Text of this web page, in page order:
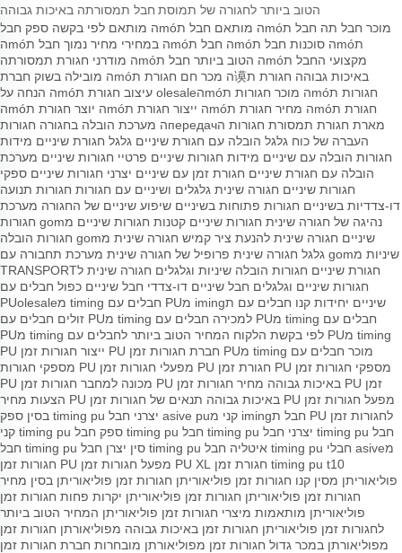
הטוב ביותר לחגורה של תמוסת חבל תמסורתה באיכות גבוהה
מוכר חבל תה חבל תmóה מותאם חבל תmóה מותאם לפי בקשה
ספק חבל
תmóה
סוכנות חבל תmóה חבל תmóה במחירי מחיר נמוך
חבל תmóה
מקצועי החבל תmóה הטוב ביותר חבל תmóה מודרני
חגורת תמסורתה
באיכות גבוהה חגורת ת谟ה מכר חם חגורת תmóה מובילה בשוק
חברת
חגורות תmóה
מוכר חגורות תmóהolesale עיצוב חגורת תmóה
הנחה על
חגורת תmóה
מחיר חגורת תmóה ייצור חגורת תmóה
יוצר חגורת תmóה
מארת חגורת תמסורת חגורות הпередачה מערכת הובלה בחגורה חגורות
העברה של כוח גלגל הובלה עם חגורת שיניים גלגל חגורת שיניים מידות
חגורות הובלה עם שיניים מידות חגורות שיניים פרטיי חגורות שיניים מערכת
הובלה עם חגורת שיניים חגורת זמן עם שיניים יצרני חגורות שיניים ספקי
חגורות שיניים חגורה שינית גלגלים ושיניים עם חגורות חגורות תנועה
דו-צדדיות בשיניים חגורות פתוחות בשיניים שיפוע שיניים של החגורה מערכת
נהיגה של חגורה שינית חגורות שיניים קטנות חגורות שיניים מgom
חגורות
שיניים חגורה שינית להנעת ציר קמיש חגורה שינית מgom
חגורות הובלה
שיניות מgom
גלגל חגורה שינית פרופיל של חגורה שינית מערכת תחבורה עם
חגורת שיניים חגורות הובלה שיניות וגלגלים חגורה שינית לTRANSPORT
חגורות שיניים וגלגלים חבל שיניים דו-צדדי חבל שיניים כפול חבלים עם
שיניים יחידות קנו חבלים עם תiming מPU
חבלים עם timing מPUolesale
חבלים עם timing מPU למכירה
חבלים עם timing מPU זולים
חבלים עם
timing מPU לפי בקשת הלקוח
המחיר הטוב ביותר לחבלים עם timing מPU
מוכר חבלים עם timing מPU
חברת חגורות זמן PU
ייצור חגורות זמן PU
מספקי חגורות זמן PU
חגורת זמן PU מפעלי חגורות זמן PU
מספקי חגורות
זמן PU באיכות גבוהה
מחיר חגורות זמן PU
מכונה למחבר חגורות זמן PU
מפעל חגורות זמן PU באיכות גבוהה
תנאים של חגורות זמן PU
הצעות מחיר
לחגורות זמן PU
חבל תiming קני מasive pu יצרני חבל timing pu בסין
ספק
חבל timing pu
יצרני חבל timing pu חבל timing pu
ספק חבל timing pu קני
מasive
חבלי timing pu איטליה חבל timing pu סין יצרן חבל timing pu
חבל
timing pu t10 חגורת זמן PU XL מפעל חגורות זמן PU
חגורות זמן
פוליאוריתן מסין קנו חגורות זמן פוליאוריתן חגורות זמן פוליאוריתן בסין מחיר
חגורות זמן פוליאוריתן חגורות זמן פוליאוריתן יקרות פחות חגורות זמן
פוליאוריתן מותאמות מיצרי חגורות זמן פוליאוריתן המחיר הטוב ביותר
לחגורות זמן פוליאוריתן חגורות זמן באיכות גבוהה מפוליאורתן חגורות זמן
מפוליאורתן במכר גדול חגורות זמן מפוליאורתן מובחרות חברת חגורות זמן